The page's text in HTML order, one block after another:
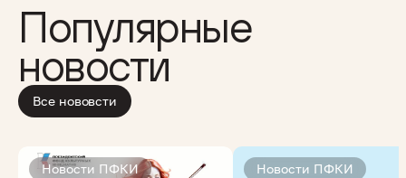
Популярные
новости
Все нововсти
Новости ПФКИ Новости ПФКИ